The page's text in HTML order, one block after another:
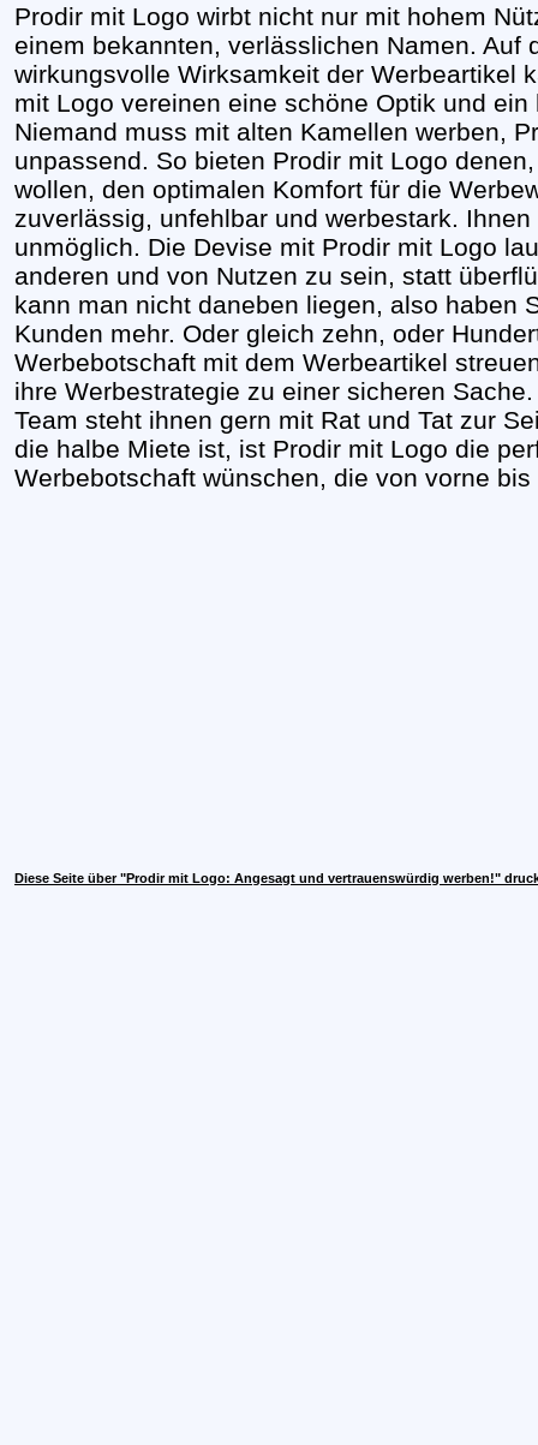
Prodir mit Logo wirbt nicht nur mit hohem
einem bekannten, verlässlichen Namen. Auf
wirkungsvolle Wirksamkeit der Werbeartikel
mit Logo vereinen eine schöne Optik und
Niemand muss mit alten Kamellen werben,
unpassend. So bieten Prodir mit Logo
wollen, den optimalen Komfort für die
zuverlässig, unfehlbar und werbestark.
unmöglich. Die Devise mit Prodir mit Logo
anderen und von Nutzen zu sein, statt
kann man nicht daneben liegen, also haben
Kunden mehr. Oder gleich zehn, oder
Werbebotschaft mit dem Werbeartikel
ihre Werbestrategie zu einer sicheren
Team steht ihnen gern mit Rat und Tat zur
die halbe Miete ist, ist Prodir mit Logo die
Werbebotschaft wünschen, die von vorne
Diese Seite über "Prodir mit Logo: Angesagt und vertrauenswürdig werben!"